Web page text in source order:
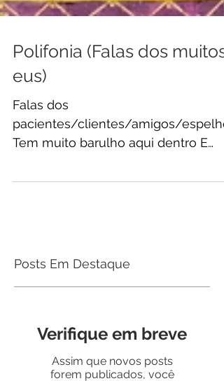
Polifonia (Falas dos muitos
eus)
Falas dos
pacientes/clientes/amigos/
parece que nada mais faz sentido.
Posts Em Destaque
Verifique em breve